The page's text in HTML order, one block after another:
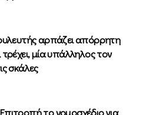
αρπάζει απόρρητη
μία υπάλληλος τον
σκάλες
το νομοσχέδιο για